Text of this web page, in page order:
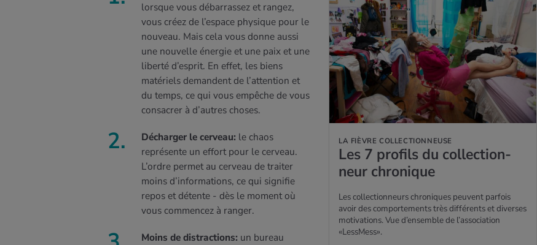
EN SAVOIR PLUS
LA FIÈVRE COLLECTIONNEUSE
Les 7 pro­fils du col­lec­tion­
neur chro­nique
Les collectionneurs chroniques peuvent parfois
avoir des comportements très différents et diverses
motivations. Vue d’ensemble de l’association
«LessMess».
lorsque vous débarrassez et rangez,
vous créez de l’espace physique pour le
nouveau. Mais cela vous donne aussi
une nouvelle énergie et une paix et une
liberté d’esprit. En effet, les biens
matériels demandent de l’attention et
du temps, ce qui vous empêche de vous
consacrer à d’autres choses.
Décharger le cerveau: le chaos
représente un effort pour le cerveau.
L’ordre permet au cerveau de traiter
moins d’informations, ce qui signifie
repos et détente - dès le moment où
vous commencez à ranger.
Moins de distractions: un bureau